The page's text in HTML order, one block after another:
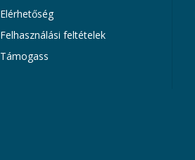
Elérhetőség
Felhasználási feltételek
Támogass